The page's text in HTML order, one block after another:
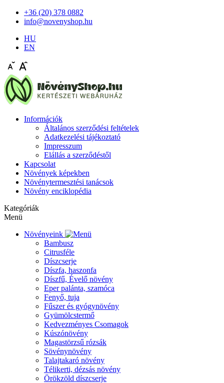
+36 (20) 378 0882
info@novenyshop.hu
HU
EN
Információk
Általános szerződési feltételek
Adatkezelési tájékoztató
Impresszum
Elállás a szerződéstől
Kapcsolat
Növények képekben
Növénytermesztési tanácsok
Növény enciklopédia
Kategóriák
Menü
Növényeink
Bambusz
Citrusféle
Díszcserje
Díszfa, haszonfa
Díszfű, Évelő növény
Eper palánta, szamóca
Fenyő, tuja
Fűszer és gyógynövény
Gyümölcstermő
Kedvezményes Csomagok
Kúszónövény
Magastörzsű rózsák
Sövénynövény
Talajtakaró növény
Télikerti, dézsás növény
Örökzöld díszcserje